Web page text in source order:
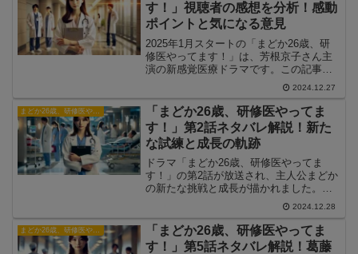
す！」視聴者の感想を分析！感動
ポイントと気になる意見
2025年1月スタートの「まどか26歳、研
修医やってます！」は、芳根京子さん主
演の新感覚医療ドラマです。この記事で
は、視聴者の感想をもとに、感動ポイン
トや気になる意見について詳しく解説し
ていきます。
2024.12.27
「まどか26歳、研修医やってま
す！」第2話ネタバレ解説！新た
な試練と成長の軌跡
ドラマ「まどか26歳、研修医やってま
す！」の第2話が放送され、主人公まどか
の新たな挑戦と成長が描かれました。こ
の記事では、第2話のあらすじと見どこ
ろ、視聴者の反応を徹底解説します！
2024.12.28
「まどか26歳、研修医やってま
す！」第5話ネタバレ解説！葛藤